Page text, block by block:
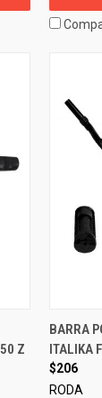
Z
BARRA
ITALIKA
$206
RODA